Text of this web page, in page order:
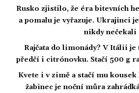
Rusko zjistilo, že éra bitevních
a pomalu je vyřazuje. Ukrajinci
nikdy nečekali
Rajčata do limonády? V Itálii je
předčí i citrónovku. Stačí 500 g
Kvete i v zimě a stačí mu
žabinec je noční můra